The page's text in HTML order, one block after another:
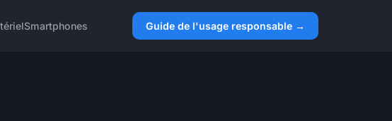
Smartphones Guide de l'usage responsable →